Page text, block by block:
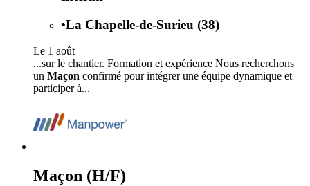
•La Chapelle-de-Surieu (38)
Le 1 août
...sur le chantier. Formation et expérience Nous recherchons
un Maçon confirmé pour intégrer une équipe dynamique et
participer à...
Maçon (H/F)